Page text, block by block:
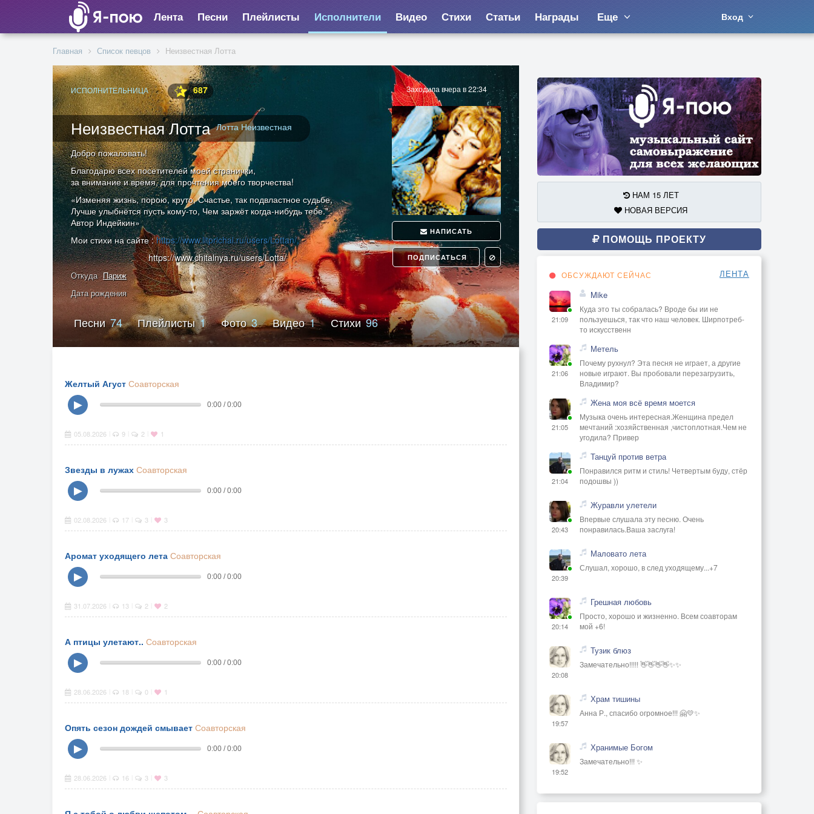
Лента Песни Плейлисты Исполнители Видео Стихи Статьи Награды Еще Вход
Главная Список певцов Неизвестная Лотта
ИСПОЛНИТЕЛЬНИЦА 687
Неизвестная Лотта Лотта Неизвестная
Заходила вчера в 22:34
НАПИСАТЬ
ПОДПИСАТЬСЯ
Добро пожаловать!
Благодарю всех посетителей моей странички,
за внимание и время, для прочтения моего творчества!
«Изменяя жизнь, порою, круто, Счастье, так подвластное судьбе,
Лучше улыбнётся пусть кому-то, Чем заржёт когда-нибудь тебе."
Автор Индейкин»
Мои стихи на сайте :https://www.litprichal.ru/users/Lottan/,
https://www.chitalnya.ru/users/Lotta/
Откуда Париж
Дата рождения
Песни74 Плейлисты1 Фото3 Видео1 Стихи96
Желтый Агуст Соавторская
▶
0:00 / 0:00
05.08.2026 9 2 1
Звезды в лужах Соавторская
▶
0:00 / 0:00
02.08.2026 17 3 3
Аромат уходящего лета Соавторская
▶
0:00 / 0:00
31.07.2026 13 2 2
А птицы улетают.. Соавторская
▶
0:00 / 0:00
28.06.2026 18 0 1
Опять сезон дождей смывает Соавторская
▶
0:00 / 0:00
28.06.2026 16 3 3
НАМ 15 ЛЕТ
НОВАЯ ВЕРСИЯ
ПОМОЩЬ ПРОЕКТУ
ОБСУЖДАЮТ СЕЙЧАС ЛЕНТА
21:09
Mike
Куда это ты собралась? Вроде бы ии не
пользуешься, так что наш человек. Ширпотреб-
то искусственн
21:06
Метель
Почему рухнул? Эта песня не играет, а другие
новые играют. Вы пробовали перезагрузить,
Владимир?
21:05
Жена моя всё время моется
Музыка очень интересная.Женщина предел
мечтаний :хозяйственная ,чистоплотная.Чем не
угодила? Привер
21:04
Танцуй против ветра
Понравился ритм и стиль! Четвертым буду, стёр
подошвы ))
20:43
Журавли улетели
Впервые слушала эту песню. Очень
понравилась.Ваша заслуга!
20:39
Маловато лета
Слушал, хорошо, в след уходящему...+7
20:14
Грешная любовь
Просто, хорошо и жизненно. Всем соавторам
мой +6!
20:08
Тузик блюз
Замечательно!!!!! 👋👋👋👋✨✨
19:57
Храм тишины
Анна Р., спасибо огромное!!! 🤗💛✨
19:52
Хранимые Богом
Замечательно!!! ✨